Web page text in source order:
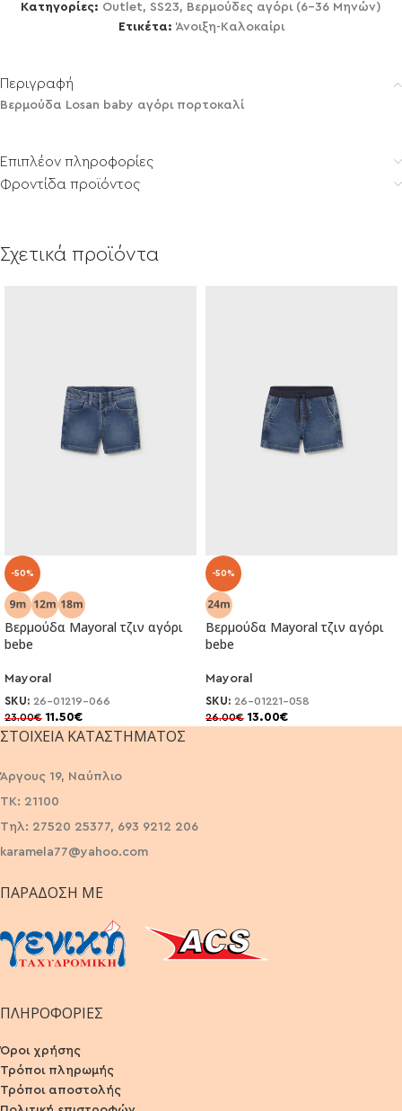
Κατηγορίες: Outlet, SS23, Βερμούδες αγόρι (6-36 Μηνών)
Ετικέτα: Άνοιξη-Καλοκαίρι
Περιγραφή
Βερμούδα Losan baby αγόρι πορτοκαλί
Επιπλέον πληροφορίες
Φροντίδα προϊόντος
Σχετικά προϊόντα
-50%
Βερμούδα Mayoral τζιν αγόρι
bebe
Mayoral
SKU: 26-01219-066
23.00€ 11.50€
-50%
Βερμούδα Mayoral τζιν αγόρι
bebe
Mayoral
SKU: 26-01221-058
26.00€ 13.00€
ΣΤΟΙΧΕΊΑ ΚΑΤΑΣΤΉΜΑΤΟΣ
Άργους 19, Ναύπλιο
ΤΚ: 21100
Τηλ: 27520 25377, 693 9212 206
karamela77@yahoo.com
ΠΑΡΆΔΟΣΗ ΜΕ
ΠΛΗΡΟΦΟΡΙΕΣ
Όροι χρήσης
Τρόποι πληρωμής
Τρόποι αποστολής